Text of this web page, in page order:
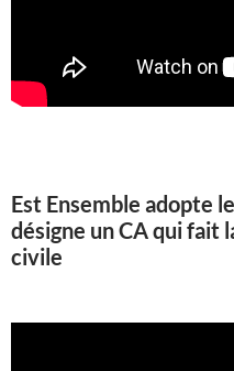
Est Ensemble adopte
désigne un CA qui fait
civile